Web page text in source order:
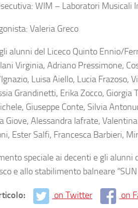
WIM – Laboratori Musicali
Valeria Greco
alunni del Liceco Quinto Ennio/
Virginia, Adriano Pressimone,
Luisa Aiello, Lucia
Grandinetti, Erika Zocco, Giorgia
Giuseppe Conte, Silvia
Giove, Alessandra Iafrate,
Ester Salfi, Francesca Barbieri,
speciale ai decenti e gli alunni
e allo stabilimento balneare
on Twitter on